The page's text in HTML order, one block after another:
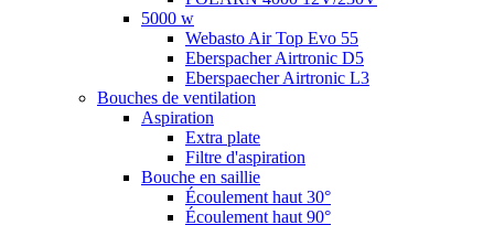
5000 w
Webasto Air Top Evo 55
Eberspacher Airtronic D5
Eberspaecher Airtronic L3
Bouches de ventilation
Aspiration
Extra plate
Filtre d'aspiration
Bouche en saillie
Écoulement haut 30°
Écoulement haut 90°